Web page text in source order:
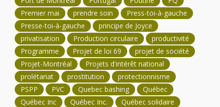
Premier mai
prendre soin
Press-toi-à-gauche
Presse-toi-à-gauche
principe de Joyce
privatisation
Production circulaire
productivité
Programme
Projet de loi 69
projet de société
Projet-Montréal
Projets d'intérêt national
prolétariat
prostitution
protectionnisme
PSPP
PVC Quebec bashing
Québec
Québec Inc
Québec Inc.
Québec solidaire